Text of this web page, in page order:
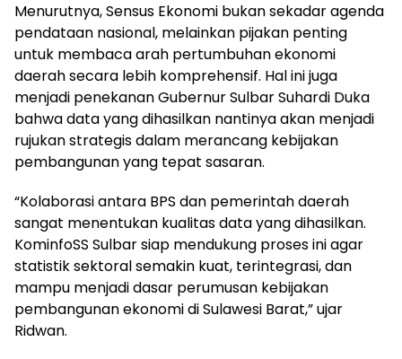
Menurutnya, Sensus Ekonomi bukan sekadar agenda
pendataan nasional, melainkan pijakan penting
untuk membaca arah pertumbuhan ekonomi
daerah secara lebih komprehensif. Hal ini juga
menjadi penekanan Gubernur Sulbar Suhardi Duka
bahwa data yang dihasilkan nantinya akan menjadi
rujukan strategis dalam merancang kebijakan
pembangunan yang tepat sasaran.
“Kolaborasi antara BPS dan pemerintah daerah
sangat menentukan kualitas data yang dihasilkan.
KominfoSS Sulbar siap mendukung proses ini agar
statistik sektoral semakin kuat, terintegrasi, dan
mampu menjadi dasar perumusan kebijakan
pembangunan ekonomi di Sulawesi Barat,” ujar
Ridwan.